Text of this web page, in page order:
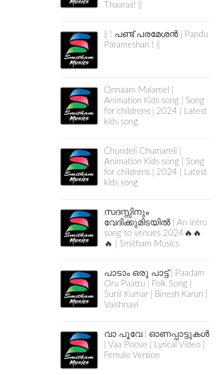
Thaaraa! ||
|| ! പണ്ട് പരമേശൻ | Pandu
Parameshan ! ||
Onnaam Malamel |
Animation Kids song | Song
for childrens | 2024 | Latest
kids song
Chundeli Chumareli |
Animation Kids song | Song
for childrens | 2024 | Latest
kids song
സദസ്സിനും
വേദിക്കുമിടയിൽ | An intro
song to venues 2024🔥🔥
🔥 | Smitham Musics
പാടാം ഒരു പാട്ട് | Paadam
Oru Paattu | Folk Song |
Sunil Kumar | Binesh Karun |
Vaishnavi
വാ പൂവേ | ഓണപ്പാട്ടുകൾ
| Vaa Poove | Lyrical Video |
Female Version